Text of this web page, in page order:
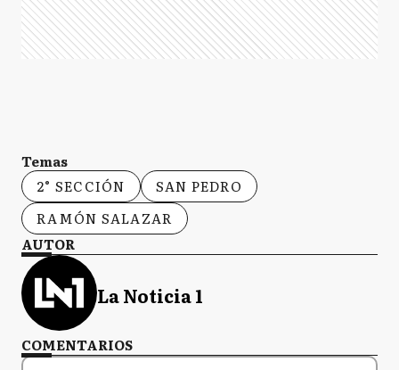
Temas
2° SECCIÓN
SAN PEDRO
RAMÓN SALAZAR
AUTOR
La Noticia 1
COMENTARIOS